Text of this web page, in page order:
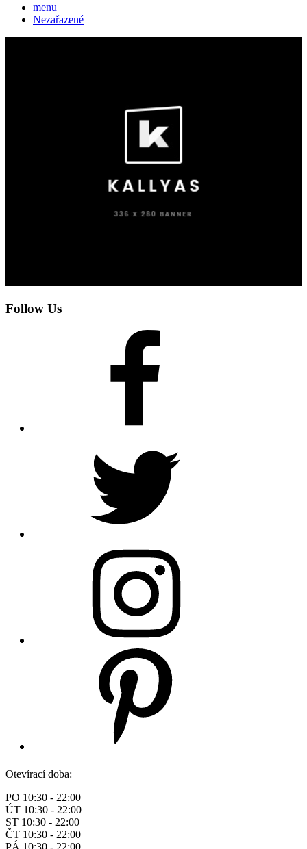
menu
Nezařazené
Follow Us
Otevírací doba:
PO 10:30 - 22:00
ÚT 10:30 - 22:00
ST 10:30 - 22:00
ČT 10:30 - 22:00